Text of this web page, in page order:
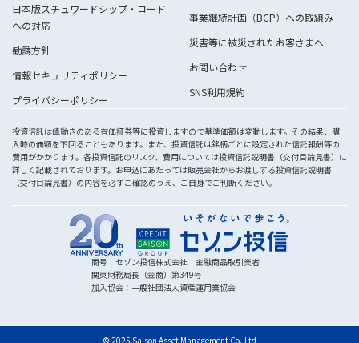
日本版スチュワードシップ・コード
への対応
勧誘方針
情報セキュリティポリシー
プライバシーポリシー
事業継続計画（BCP）への取組み
災害等に被災されたお客さまへ
お問い合わせ
SNS利用規約
投資信託は値動きのある有価証券等に投資しますので基準価額は変動します。その結果、購
入時の価額を下回ることもあります。また、投資信託は銘柄ごとに設定された信託報酬等の
費用がかかります。各投資信託のリスク、費用については投資信託説明書（交付目論見書）に
詳しく記載されております。お申込にあたっては販売会社からお渡しする投資信託説明書
（交付目論見書）の内容を必ずご確認のうえ、ご自身でご判断ください。
商号：セゾン投信株式会社 金融商品取引業者
関東財務局長（金商）第349号
加入協会：一般社団法人資産運用業協会
© 2025 Saison Asset Management Co.,Ltd